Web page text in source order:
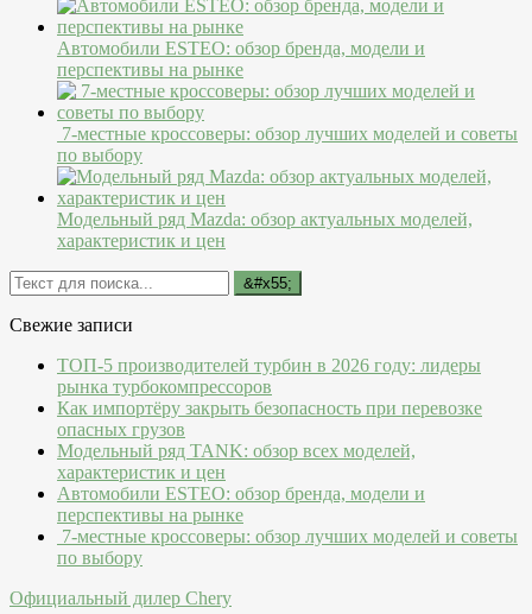
Автомобили ESTEO: обзор бренда, модели и
перспективы на рынке
7-местные кроссоверы: обзор лучших моделей и советы
по выбору
Модельный ряд Mazda: обзор актуальных моделей,
характеристик и цен
Свежие записи
ТОП-5 производителей турбин в 2026 году: лидеры
рынка турбокомпрессоров
Как импортёру закрыть безопасность при перевозке
опасных грузов
Модельный ряд TANK: обзор всех моделей,
характеристик и цен
Автомобили ESTEO: обзор бренда, модели и
перспективы на рынке
7-местные кроссоверы: обзор лучших моделей и советы
по выбору
Официальный дилер Chery